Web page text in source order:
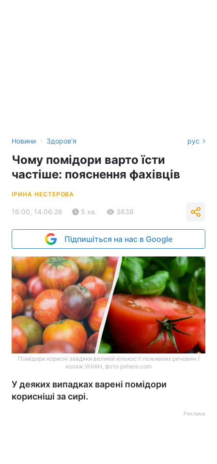
Новини › Здоров'я рус
Чому помідори варто їсти
частіше: пояснення фахівців
ІРИНА НЕСТЕРОВА
16:00, 14.06.26 5 хв. 3838
Підпишіться на нас в Google
Помідори корисні завдяки великій кількості поживних речовин /
колаж УНІАН, фото pxhere.com
У деяких випадках варені помідори
корисніші за сирі.
Реклама